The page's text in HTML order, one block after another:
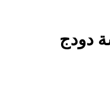
دودج